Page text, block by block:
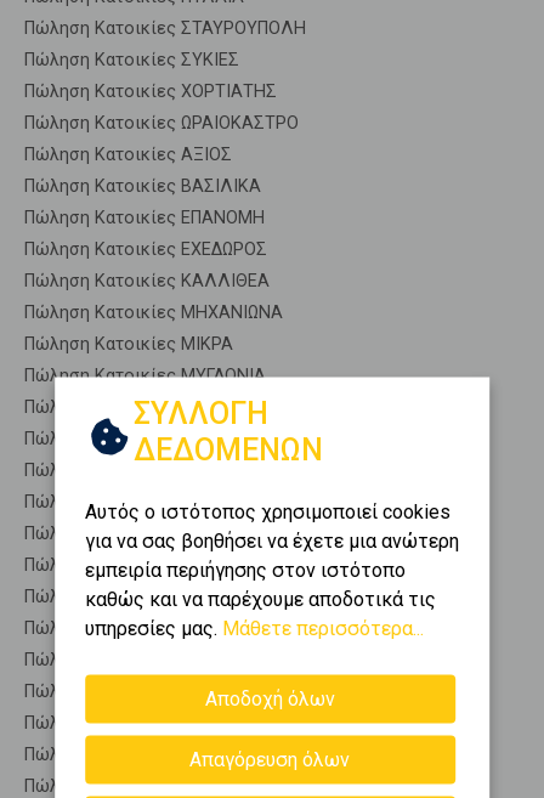
Πώληση Κατοικίες ΣΤΑΥΡΟΥΠΟΛΗ
Πώληση Κατοικίες ΣΥΚΙΕΣ
Πώληση Κατοικίες ΧΟΡΤΙΑΤΗΣ
Πώληση Κατοικίες ΩΡΑΙΟΚΑΣΤΡΟ
Πώληση Κατοικίες ΑΞΙΟΣ
Πώληση Κατοικίες ΒΑΣΙΛΙΚΑ
Πώληση Κατοικίες ΕΠΑΝΟΜΗ
Πώληση Κατοικίες ΕΧΕΔΩΡΟΣ
Πώληση Κατοικίες ΚΑΛΛΙΘΕΑ
Πώληση Κατοικίες ΜΗΧΑΝΙΩΝΑ
Πώληση Κατοικίες ΜΙΚΡΑ
Πώληση Κατοικίες ΜΥΓΔΟΝΙΑ
Πώληση Κατοικίες ΧΑΛΑΣΤΡΑ
Πώληση Αποθήκες ΣΥΚΙΕΣ - Δροσιά
Πώληση Γκαρσονιέρες ΣΥΚΙΕΣ - Δροσιά
Πώληση Διαμερίσματα ΣΥΚΙΕΣ - Δροσιά
Πώληση Κτίρια ΣΥΚΙΕΣ - Δροσιά
Πώληση Μεζονέτες (ανεξάρτητη) ΣΥΚΙΕΣ - Δροσιά
Πώληση Μεζονέτες (εφαπτόμενη) ΣΥΚΙΕΣ - Δροσιά
Πώληση Μονοκατοικίες ΣΥΚΙΕΣ - Δροσιά
Πώληση Οικίες ΣΥΚΙΕΣ - Δροσιά
Πώληση Οροφοδιαμερίσματα ΣΥΚΙΕΣ - Δροσιά
Πώληση Οροφομεζονέτες ΣΥΚΙΕΣ - Δροσιά
Πώληση Ρετιρέ ΣΥΚΙΕΣ - Δροσιά
Πώληση Συγκροτήματα κατοικιών ΣΥΚΙΕΣ - Δροσιά
ΣΥΛΛΟΓΗ
ΔΕΔΟΜΕΝΩΝ
Αυτός ο ιστότοπος χρησιμοποιεί cookies
για να σας βοηθήσει να έχετε μια ανώτερη
εμπειρία περιήγησης στον ιστότοπο
καθώς και να παρέχουμε αποδοτικά τις
υπηρεσίες μας. Μάθετε περισσότερα...
Αποδοχή όλων
Απαγόρευση όλων